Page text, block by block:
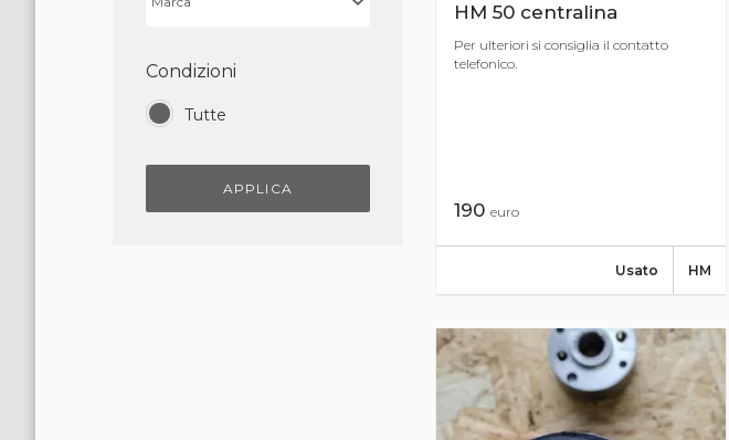
Condizioni
Tutte
APPLICA
HM 50 centralina
Per ulteriori si consiglia il contatto
telefonico.
190 euro
HM
Usato